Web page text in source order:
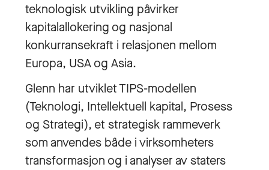
teknologisk utvikling påvirker
kapitalallokering og nasjonal
konkurransekraft i relasjonen mellom
Europa, USA og Asia.
Glenn har utviklet TIPS-modellen
(Teknologi, Intellektuell kapital, Prosess
og Strategi), et strategisk rammeverk
som anvendes både i virksomheters
transformasjon og i analyser av staters